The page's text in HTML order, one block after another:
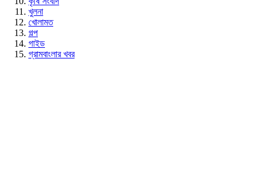
খুলনা
খোলামত
গল্প
গাইড
গ্রামবাংলার খবর